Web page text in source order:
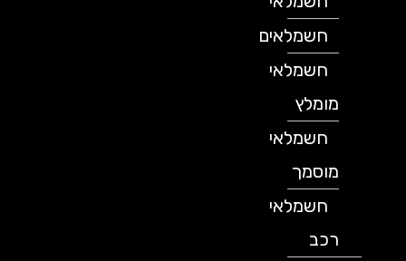
חשמלאים
חשמלאי
מומלץ
חשמלאי
מוסמך
חשמלאי